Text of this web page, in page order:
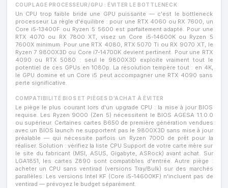
COUPLAGE PROCESSEUR/GPU : ÉVITER LE BOTTLENECK
Un CPU trop faible bride une GPU puissante — c'est le bottleneck
processeur. La règle d'équilibre : pour une RTX 4060 ou RX 7600, un
Core i5-13400F ou Ryzen 5 5600 est parfaitement adapté. Pour une
RTX 4070 ou RX 7800 XT, visez un Core i5-14600K ou Ryzen 5
7600X minimum. Pour une RTX 4080, RTX 5070 Ti ou RX 9070 XT, le
Ryzen 7 9800X3D ou Core i7-14700K devient pertinent. Pour une RTX
4090 ou RTX 5080 : seul le 9800X3D exploite vraiment tout le
potentiel de ces GPUs en 1080p. La résolution tempère tout : en 4K,
le GPU domine et un Core i5 peut accompagner une RTX 4090 sans
perte significative.
COMPATIBILITÉ BIOS ET PIÈGES D'ACHAT À ÉVITER
Le piège le plus courant lors d'un upgrade CPU : la mise à jour BIOS
requise. Les Ryzen 9000 (Zen 5) nécessitent le BIOS AGESA 1.1.0.0
ou supérieur. Certaines cartes B650 de première génération vendues
avec un BIOS launch ne supportent pas le 9800X3D sans mise à jour
préalable — qui nécessite parfois un Ryzen 7000 de prêt pour la
réaliser. Solution : vérifiez la liste CPU Support de votre carte mère sur
le site du fabricant (MSI, ASUS, Gigabyte, ASRock) avant achat. Sur
LGA1851, les cartes Z890 sont compatibles d'entrée. Autre piège :
acheter un CPU sans ventirad (versions Tray/Bulk) sur des marchés
parallèles. Les versions Intel KF (Core i5-14600KF) n'incluent pas de
ventirad — prévoyez le budget séparément.